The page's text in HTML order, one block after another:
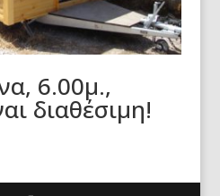
6.00μ.,
διαθέσιμη!